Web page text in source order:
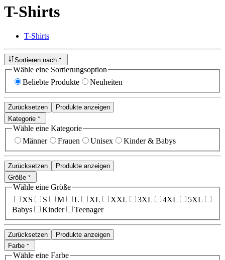
T-Shirts
T-Shirts
Sortieren nach
Wähle eine Sortierungsoption
Beliebte Produkte
Neuheiten
Zurücksetzen
Produkte anzeigen
Kategorie
Wähle eine Kategorie
Männer
Frauen Unisex Kinder & Babys
Zurücksetzen
Produkte anzeigen
Größe
Wähle eine Größe
XS
S M L XL XXL 3XL 4XL
5XL
Babys
Kinder Teenager
Zurücksetzen
Produkte anzeigen
Farbe
Wähle eine Farbe